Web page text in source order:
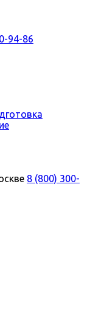
94-86
8 (800) 300-